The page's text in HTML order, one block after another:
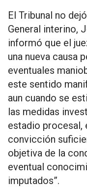
El Tribunal no
General interino,
informó que el
una nueva causa
eventuales
este sentido
aun cuando se
las medidas
estadio procesal,
convicción
objetiva de la
eventual
imputados”.